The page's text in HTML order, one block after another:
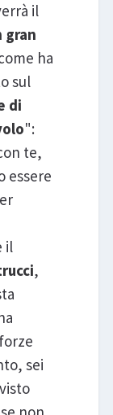
il
gran
ha
sul
di
":
te,
essere
il
,
sei